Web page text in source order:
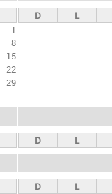
1
8
15
22
29
D L
D L
D L